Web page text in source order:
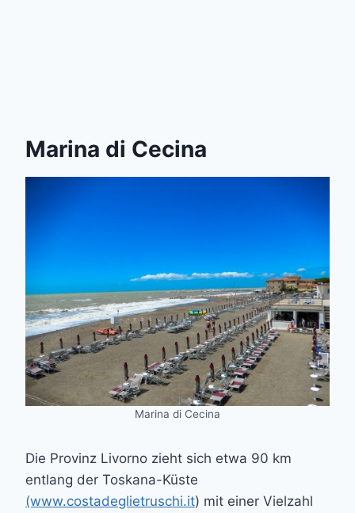
Marina di Cecina
Marina di Cecina
Die Provinz Livorno zieht sich etwa 90 km
entlang der Toskana-Küste
(www.costadeglietruschi.it) mit einer Vielzahl